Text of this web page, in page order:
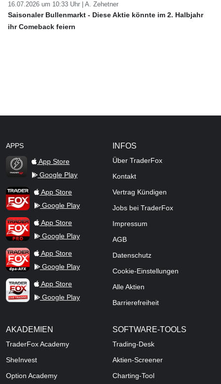
16.07.2026 um 10:33 Uhr | A. Zehetner
Saisonaler Bullenmarkt - Diese Aktie könnte im 2. Halbjahr
ihr Comeback feiern
APPS
TraderFox Flash
App Store
Google Play
TraderFox AppApp Store
Google Play
TraderFox ProApp Store
Google Play
TraderFox dpa-AFX ProFeed
App Store
Google Play
TraderFox Live Trading
App Store
Google Play
INFOS
Über TraderFox
Kontakt
Vertrag Kündigen
Jobs bei TraderFox
Impressum
AGB
Datenschutz
Cookie-Einstellungen
Alle Aktien
Barrierefreiheit
AKADEMIEN
TraderFox Academy
SheInvest
Option Academy
SOFTWARE-TOOLS
Trading-Desk
Aktien-Screener
Charting-Tool